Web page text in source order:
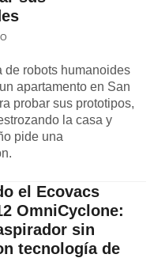
de robots humanoides
apartamento en San
probar sus prototipos,
la casa y
pide una
el Ecovacs
OmniCyclone:
sin
tecnología de